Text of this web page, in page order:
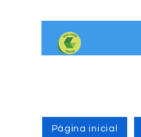
Página inicial